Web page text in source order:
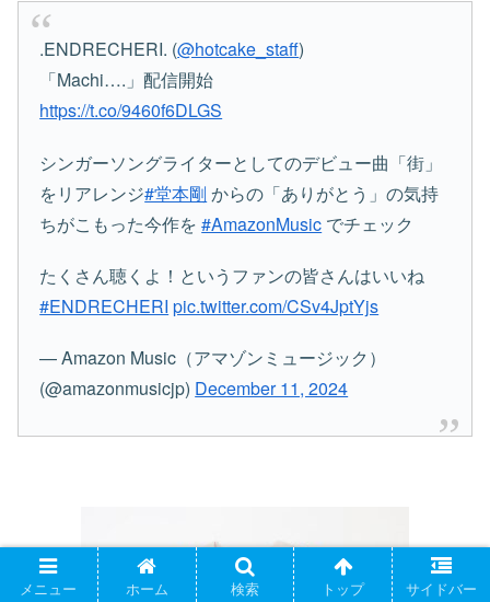
.ENDRECHERI. (@hotcake_staff)
「Machi….」配信開始
https://t.co/9460f6DLGS
シンガーソングライターとしてのデビュー曲「街」
をリアレンジ#堂本剛 からの「ありがとう」の気持
ちがこもった今作を#AmazonMusic でチェック
たくさん聴くよ！というファンの皆さんはいいね
#ENDRECHERI pic.twitter.com/CSv4JptYjs
— Amazon Music（アマゾンミュージック）
(@amazonmusicjp) December 11, 2024
メニュー ホーム 検索 トップ サイドバー